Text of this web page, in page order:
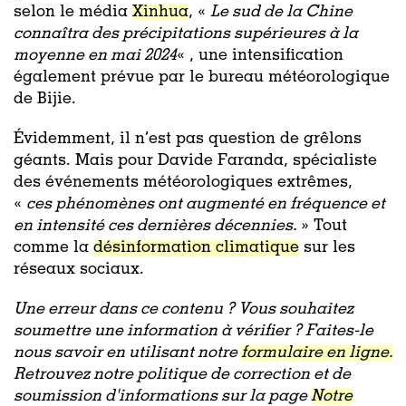
selon le média Xinhua, « Le sud de la Chine
connaîtra des précipitations supérieures à la
moyenne en mai 2024« , une intensification
également prévue par le bureau météorologique
de Bijie.
Évidemment, il n’est pas question de grêlons
géants. Mais pour Davide Faranda, spécialiste
des événements météorologiques extrêmes,
« ces phénomènes ont augmenté en fréquence et
en intensité ces dernières décennies. » Tout
comme la désinformation climatique sur les
réseaux sociaux.
Une erreur dans ce contenu ? Vous souhaitez
soumettre une information à vérifier ? Faites-le
nous savoir en utilisant notreformulaire en ligne.
Retrouvez notre politique de correction et de
soumission d'informations sur la pageNotre